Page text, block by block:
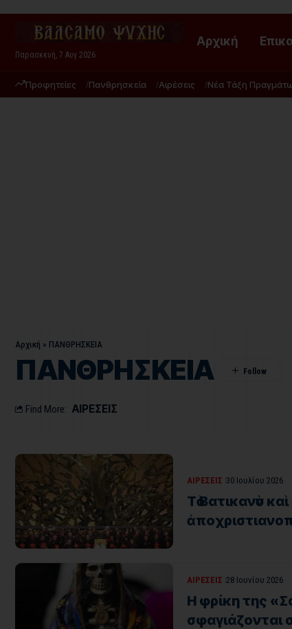
Παρασκευή, 7 Αυγ 2026
Αρχική
Προφητείες Πανθρησκεία Αιρέσεις Νέα Τάξη
Αρχική » ΠΑΝΘΡΗΣΚΕΙΑ
ΠΑΝΘΡΗΣΚΕΙΑ
Find More: ΑΙΡΕΣΕΙΣ
ΑΙΡΕΣΕΙΣ 30 Ιουλίου 2026
Τὸ Βατικανὸν καὶ
ΑΙΡΕΣΕΙΣ 28 Ιουνίου 2026
Η φρίκη της
σφαγιάζονται